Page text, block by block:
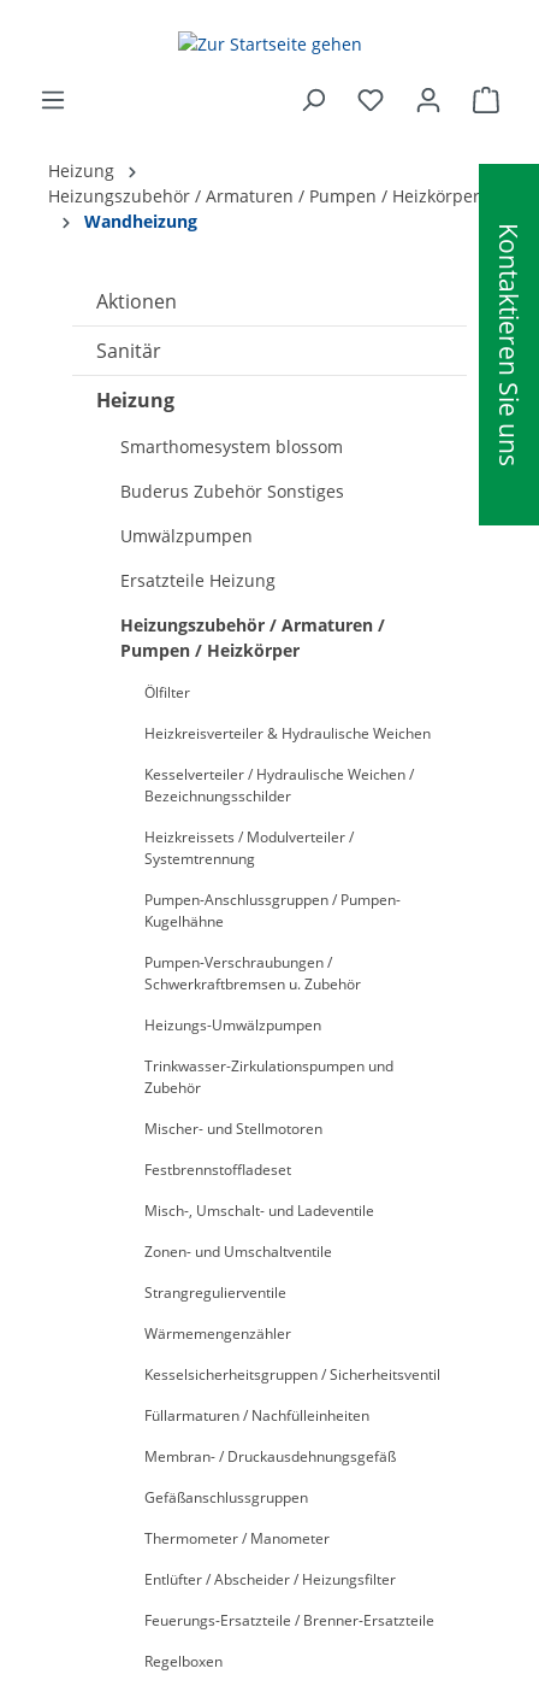
Kontaktieren Sie uns
Heizung
Heizungszubehör / Armaturen / Pumpen / Heizkörper
Wandheizung
Aktionen
Sanitär
Heizung
Smarthomesystem blossom
Buderus Zubehör Sonstiges
Umwälzpumpen
Ersatzteile Heizung
Heizungszubehör / Armaturen /
Pumpen / Heizkörper
Ölfilter
Heizkreisverteiler & Hydraulische Weichen
Kesselverteiler / Hydraulische Weichen /
Bezeichnungsschilder
Heizkreissets / Modulverteiler /
Systemtrennung
Pumpen-Anschlussgruppen / Pumpen-
Kugelhähne
Pumpen-Verschraubungen /
Schwerkraftbremsen u. Zubehör
Heizungs-Umwälzpumpen
Trinkwasser-Zirkulationspumpen und
Zubehör
Mischer- und Stellmotoren
Festbrennstoffladeset
Misch-, Umschalt- und Ladeventile
Zonen- und Umschaltventile
Strangregulierventile
Wärmemengenzähler
Kesselsicherheitsgruppen / Sicherheitsventil
Füllarmaturen / Nachfülleinheiten
Membran- / Druckausdehnungsgefäß
Gefäßanschlussgruppen
Thermometer / Manometer
Entlüfter / Abscheider / Heizungsfilter
Feuerungs-Ersatzteile / Brenner-Ersatzteile
Regelboxen